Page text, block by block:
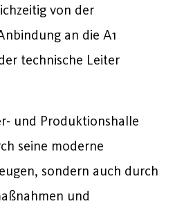
von der
an die A1
technische Leiter
und Produktionshalle
seine moderne
sondern auch durch
und